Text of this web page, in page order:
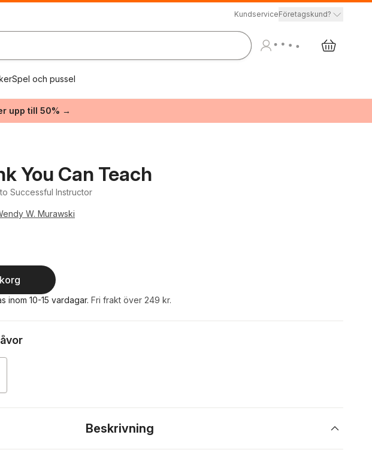
KundserviceFöretagskund?
Spel och pussel
upp till 50% →
You Can Teach
Successful Instructor
W. Murawski
inom 10-15 vardagar. Fri frakt över 249 kr.
Beskrivning